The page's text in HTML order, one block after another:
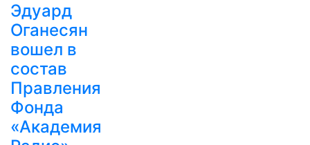
Эдуард
Оганесян
вошел в
состав
Правления
Фонда
«Академия